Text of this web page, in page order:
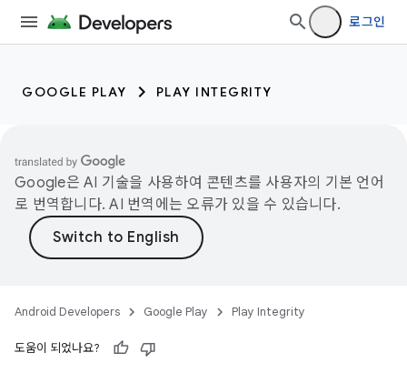
로그인
GOOGLE PLAY PLAY INTEGRITY
Google은 AI 기술을 사용하여 콘텐츠를 사용자의 기본 언어
로 번역합니다. AI 번역에는 오류가 있을 수 있습니다.
Android Developers Google Play Play Integrity
도움이 되었나요?